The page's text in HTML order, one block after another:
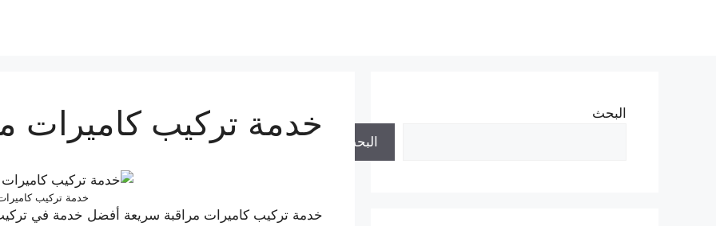
خدمة تركيب كاميرات
خدمة تركيب
خدمة تركيب كاميرات مراقبة سريعة أفضل خدمة في
البحث
البحث